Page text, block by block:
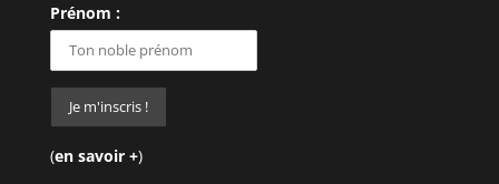
Prénom :
(en savoir +)